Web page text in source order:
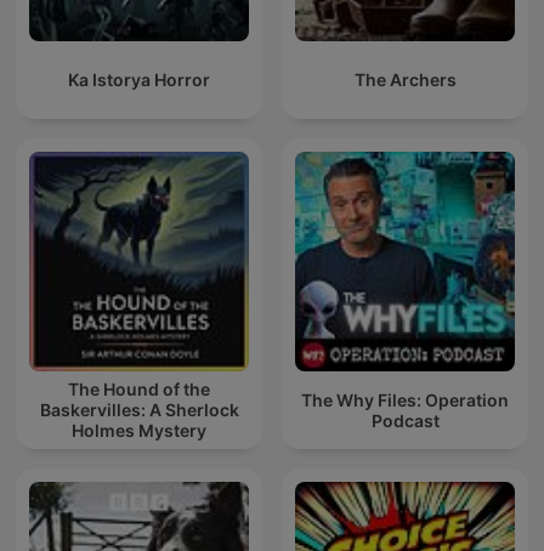
Ka Istorya Horror The Archers
The Hound of the
Baskervilles: A Sherlock
Holmes Mystery
The Why Files: Operation
Podcast